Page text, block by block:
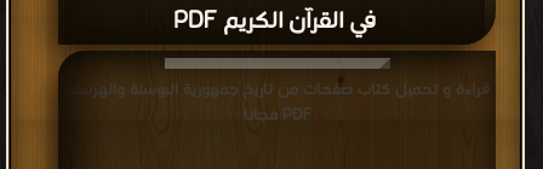
في القرآن الكريم PDF
قراءة و تحميل كتاب صفحات من تاريخ جمهورية البوسنة والهرسك
PDF مجانا